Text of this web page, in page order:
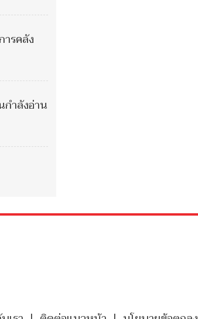
รคลัง
ำลังอ่าน